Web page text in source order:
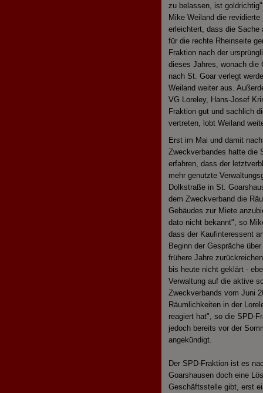
zu belassen, ist
Mike Weiland die
erleichtert, dass die Sache
für die rechte Rheinseite
Fraktion nach der
dieses Jahres, wonach die
nach St. Goar verlegt
Weiland weiter aus.
VG Loreley, Hans-Josef
Fraktion gut und sachlich
vertreten, lobt Weiland
Erst im Mai und damit
Zweckverbandes hatte die
erfahren, dass der
mehr genutzte
Dolkstraße in St.
dem Zweckverband die
Gebäudes zur Miete
dato nicht bekannt", so
dass der Kaufinteressent
Beginn der Gespräche
frühere Jahre
bis heute nicht geklärt -
Verwaltung auf die aktive
Zweckverbands vom Juni
Räumlichkeiten in der
reagiert hat", so die SPD-
jedoch bereits vor der
angekündigt.
Der SPD-Fraktion ist es
Goarshausen doch eine
Geschäftsstelle gibt, erst